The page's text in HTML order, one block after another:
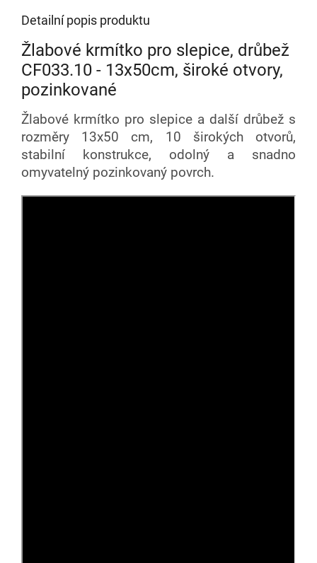
Detailní popis produktu
Žlabové krmítko pro slepice, drůbež
CF033.10 - 13x50cm, široké otvory,
pozinkované
Žlabové krmítko pro slepice a další drůbež s
rozměry 13x50 cm, 10 širokých otvorů,
stabilní konstrukce, odolný a snadno
omyvatelný pozinkovaný povrch.